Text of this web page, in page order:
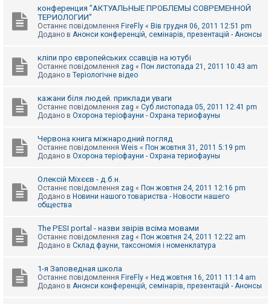
конференция "АКТУАЛЬНЫЕ ПРОБЛЕМЫ СОВРЕМЕННОЙ
ТЕРИОЛОГИИ"
Останнє повідомлення FireFly « Вів грудня 06, 2011 12:51 pm
Додано в Анонси конференцій, семінарів, презентацій - Анонсы
кліпи про європейських ссавців на ютубі
Останнє повідомлення zag « Пон листопада 21, 2011 10:43 am
Додано в Теріологічне відео
кажани біля людей. приклади уваги
Останнє повідомлення zag « Суб листопада 05, 2011 12:41 pm
Додано в Охорона теріофауни - Охрана териофауны
Червона книга міжнародний погляд
Останнє повідомлення Weis « Пон жовтня 31, 2011 5:19 pm
Додано в Охорона теріофауни - Охрана териофауны
Олексій Міхєєв - д.б.н.
Останнє повідомлення zag « Пон жовтня 24, 2011 12:16 pm
Додано в Новини нашого товариства - Новости нашего
общества
The PESI portal - назви звірів всіма мовами
Останнє повідомлення zag « Пон жовтня 24, 2011 12:22 am
Додано в Склад фауни, таксономія і номенклатура
1-я Заповедная школа
Останнє повідомлення FireFly « Нед жовтня 16, 2011 11:14 am
Додано в Анонси конференцій, семінарів, презентацій - Анонсы